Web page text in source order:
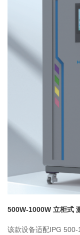
500W-1000W 立柜式
该款设备适配IPG